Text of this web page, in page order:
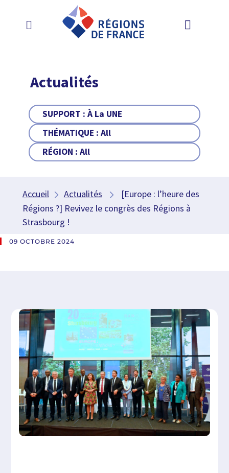
Actualités
SUPPORT :À La UNE
THÉMATIQUE :All
RÉGION :All
Accueil Actualités
[Europe : l’heure des
Régions ?] Revivez le congrès des Régions à
Strasbourg !
09 OCTOBRE 2024